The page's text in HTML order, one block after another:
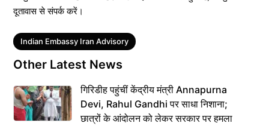
दूतावास से संपर्क करें।
Tags
Indian Embassy Iran Advisory
Other Latest News
गिरिडीह पहुंचीं केंद्रीय मंत्री Annapurna
Devi, Rahul Gandhi पर साधा निशाना;
छात्रों के आंदोलन को लेकर सरकार पर हमला